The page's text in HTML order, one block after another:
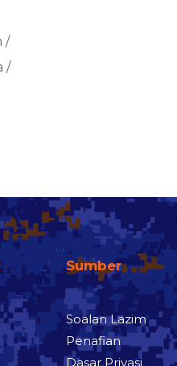
/
/
Sumber
Soalan Lazim
Penafian
Dasar Privasi